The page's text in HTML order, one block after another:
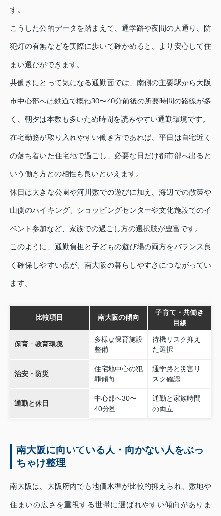
す。
こうした公的データを踏まえて、通学路や夜間の人通り、防
犯灯の有無などを実際に歩いて確かめると、より安心して住
まい選びができます。
共働きにとって気になる通勤面では、南側の主要駅から大阪
市中心部へは鉄道で概ね30〜40分前後の所要時間の路線が多
く、朝夕は本数も多いため時間を読みやすい通勤環境です。
在宅勤務が取り入れやすい働き方であれば、平日は自宅近く
の落ち着いた住宅地で過ごし、必要な日だけ都市部へ出ると
いう働き方との相性も良いといえます。
休日は大きな公園や河川敷での遊びに加え、海辺での散策や
山側のハイキング、ショッピングセンターや文化施設でのイ
ベント参加など、家族での過ごし方の選択肢が豊富です。
このように、通勤負担と子どもの遊び場の両方をバランス良
く確保しやすい点が、南大阪の暮らしやすさにつながってい
ます。
比較項目 南大阪の傾向
子育て・共働き
目線
保育・教育環境
多様な保育施設
整備
待機リスク抑え
た選択
治安・防災
住宅地中心の犯
罪傾向
通学路と災害リ
スク確認
通勤と休日
中心部へ30〜
40分圏
通勤と家族時間
の両立
南大阪に向いている人・向かない人をぶっ
ちゃけ整理
南大阪は、大阪府内でも地価水準が比較的抑えられ、敷地や
住まいの広さを重視する世帯に選ばれやすい傾向がありま